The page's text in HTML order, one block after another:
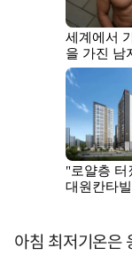
아침 최저기온은